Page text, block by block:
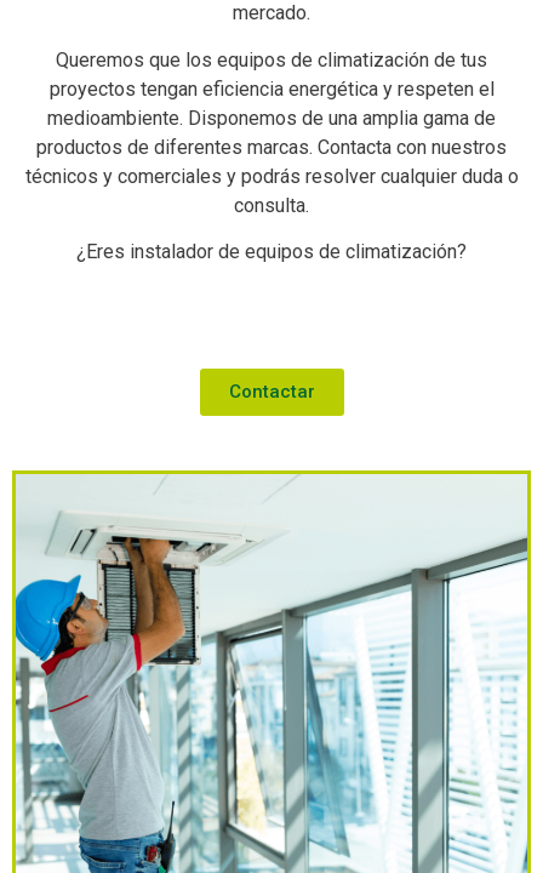
mercado.
Queremos que los equipos de climatización de tus
proyectos tengan eficiencia energética y respeten el
medioambiente. Disponemos de una amplia gama de
productos de diferentes marcas. Contacta con nuestros
técnicos y comerciales y podrás resolver cualquier duda o
consulta.
¿Eres instalador de equipos de climatización?
Contactar